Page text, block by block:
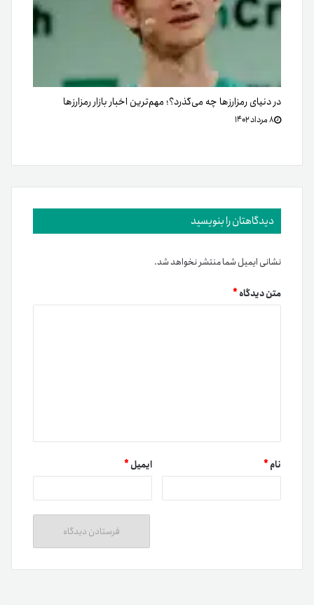
در دنیای رمزارزها چه می‌گذرد؟؛ مهم‌ترین اخبار بازار رمزارزها
۸ مرداد ۱۴۰۲
دیدگاهتان را بنویسید
نشانی ایمیل شما منتشر نخواهد شد.
متن دیدگاه*
نام* ایمیل*